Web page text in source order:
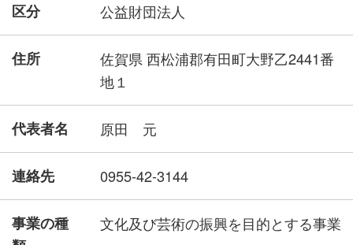
区分 公益財団法人
住所
佐賀県 西松浦郡有田町大野乙2441番
地１
代表者名 原田 元
連絡先 0955-42-3144
事業の種
文化及び芸術の振興を目的とする事業